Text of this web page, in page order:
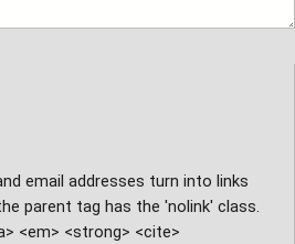
email addresses turn into links
parent tag has the 'nolink' class.
<em> <strong> <cite>